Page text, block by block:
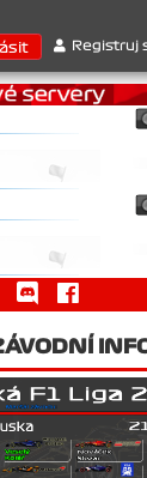
2. Williams
Registruj